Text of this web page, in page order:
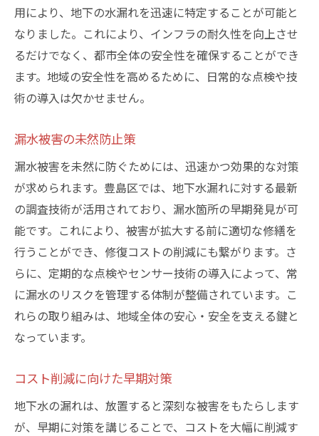
用により、地下の水漏れを迅速に特定することが可能と
なりました。これにより、インフラの耐久性を向上させ
るだけでなく、都市全体の安全性を確保することができ
ます。地域の安全性を高めるために、日常的な点検や技
術の導入は欠かせません。
漏水被害の未然防止策
漏水被害を未然に防ぐためには、迅速かつ効果的な対策
が求められます。豊島区では、地下水漏れに対する最新
の調査技術が活用されており、漏水箇所の早期発見が可
能です。これにより、被害が拡大する前に適切な修繕を
行うことができ、修復コストの削減にも繋がります。さ
らに、定期的な点検やセンサー技術の導入によって、常
に漏水のリスクを管理する体制が整備されています。こ
れらの取り組みは、地域全体の安心・安全を支える鍵と
なっています。
コスト削減に向けた早期対策
地下水の漏れは、放置すると深刻な被害をもたらします
が、早期に対策を講じることで、コストを大幅に削減す